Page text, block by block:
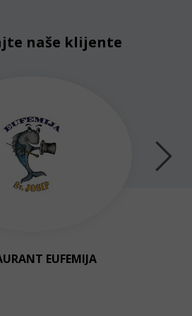
naše klijente
EUFEMIJA